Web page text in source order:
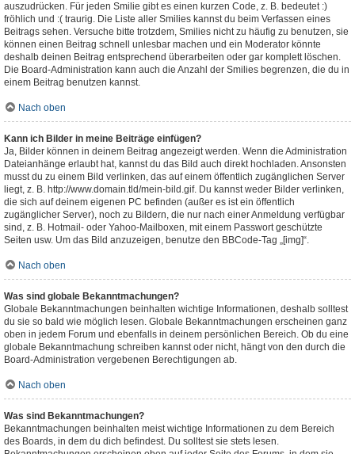
auszudrücken. Für jeden Smilie gibt es einen kurzen Code, z. B. bedeutet :)
fröhlich und :( traurig. Die Liste aller Smilies kannst du beim Verfassen eines
Beitrags sehen. Versuche bitte trotzdem, Smilies nicht zu häufig zu benutzen, sie
können einen Beitrag schnell unlesbar machen und ein Moderator könnte
deshalb deinen Beitrag entsprechend überarbeiten oder gar komplett löschen.
Die Board-Administration kann auch die Anzahl der Smilies begrenzen, die du in
einem Beitrag benutzen kannst.
Nach oben
Kann ich Bilder in meine Beiträge einfügen?
Ja, Bilder können in deinem Beitrag angezeigt werden. Wenn die Administration
Dateianhänge erlaubt hat, kannst du das Bild auch direkt hochladen. Ansonsten
musst du zu einem Bild verlinken, das auf einem öffentlich zugänglichen Server
liegt, z. B. http://www.domain.tld/mein-bild.gif. Du kannst weder Bilder verlinken,
die sich auf deinem eigenen PC befinden (außer es ist ein öffentlich
zugänglicher Server), noch zu Bildern, die nur nach einer Anmeldung verfügbar
sind, z. B. Hotmail- oder Yahoo-Mailboxen, mit einem Passwort geschützte
Seiten usw. Um das Bild anzuzeigen, benutze den BBCode-Tag „[img]“.
Nach oben
Was sind globale Bekanntmachungen?
Globale Bekanntmachungen beinhalten wichtige Informationen, deshalb solltest
du sie so bald wie möglich lesen. Globale Bekanntmachungen erscheinen ganz
oben in jedem Forum und ebenfalls in deinem persönlichen Bereich. Ob du eine
globale Bekanntmachung schreiben kannst oder nicht, hängt von den durch die
Board-Administration vergebenen Berechtigungen ab.
Nach oben
Was sind Bekanntmachungen?
Bekanntmachungen beinhalten meist wichtige Informationen zu dem Bereich
des Boards, in dem du dich befindest. Du solltest sie stets lesen.